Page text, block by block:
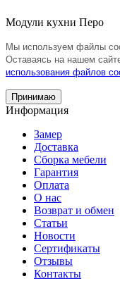
Модули кухни Перо
Мы используем файлы
Оставаясь на нашем
использования файлов
Принимаю
Информация
Замер
Доставка
Сборка мебели
Гарантия
Оплата
О нас
Возврат и обмен
Статьи
Новости
Сертификаты
Отзывы
Контакты